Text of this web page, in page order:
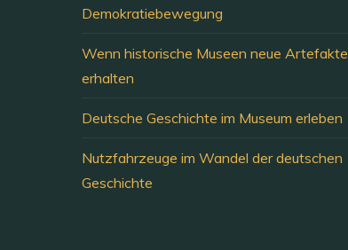
Demokratiebewegung
Wenn historische Museen neue Artefakte
erhalten
Deutsche Geschichte im Museum erleben
Nutzfahrzeuge im Wandel der deutschen
Geschichte